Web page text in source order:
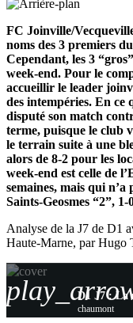
FC Joinville/
noms des 3 premiers
Cependant, les 3
week-end. Pour le
accueillir le leader
des intempéries. En ce
disputé son match
terme, puisque le club
le terrain suite à une
alors de 8-2 pour les
week-end est celle de
semaines, mais qui
Saints-Geosmes “2”,
Analyse de la J7 de D1
Haute-Marne, par Hugo
chaumont